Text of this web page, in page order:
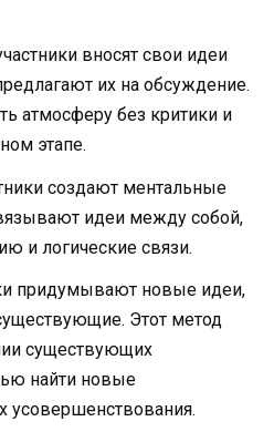
вносят свои идеи
их на обсуждение.
атмосферу без критики и
этапе.
создают ментальные
идеи между собой,
и логические связи.
придумывают новые идеи,
Этот метод
существующих
найти новые
усовершенствования.